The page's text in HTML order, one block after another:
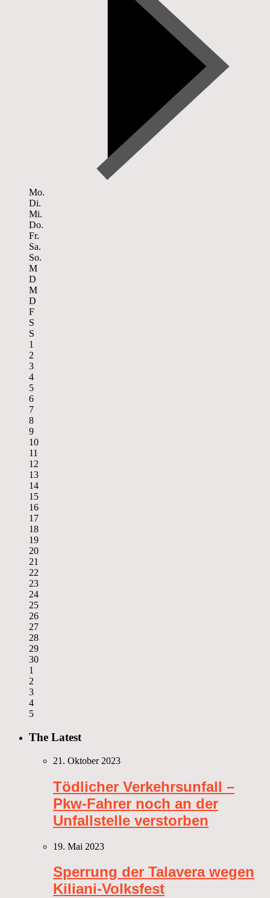
Mo.
Di.
Mi.
Do.
Fr.
Sa.
So.
M
D
M
D
F
S
S
1
2
3
4
5
6
7
8
9
10
11
12
13
14
15
16
17
18
19
20
21
22
23
24
25
26
27
28
29
30
1
2
3
4
5
The Latest
21. Oktober 2023
Tödlicher Verkehrsunfall –
Pkw-Fahrer noch an der
Unfallstelle verstorben
19. Mai 2023
Sperrung der Talavera wegen
Kiliani-Volksfest